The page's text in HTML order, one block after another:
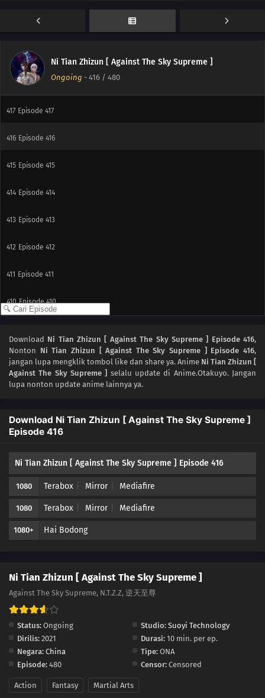
Ni Tian Zhizun [ Against The Sky Supreme ]
Ongoing - 416 / 480
419 Episode 419
418 Episode 418
417 Episode 417
416 Episode 416
415 Episode 415
414 Episode 414
413 Episode 413
412 Episode 412
411 Episode 411
410 Episode 410
408 Episode 408
407 Episode 407
405 Episode 405
404 Episode 404
402 Episode 402
400 Episode 400
398 Episode 398
397 Episode 397
396 Episode 396
Download Ni Tian Zhizun [ Against The Sky Supreme ] Episode 416,
Nonton Ni Tian Zhizun [ Against The Sky Supreme ] Episode 416,
jangan lupa mengklik tombol like dan share ya. Anime Ni Tian Zhizun [
Against The Sky Supreme ] selalu update di Anime.Otakuyo. Jangan
lupa nonton update anime lainnya ya.
Download Ni Tian Zhizun [ Against The Sky Supreme ]
Episode 416
Ni Tian Zhizun [ Against The Sky Supreme ] Episode 416
1080 Terabox Mirror Mediafire
1080 Terabox Mirror Mediafire
1080+ Hai Bodong
Ni Tian Zhizun [ Against The Sky Supreme ]
Against The Sky Supreme, N.T.Z.Z, 逆天至尊
Status: Ongoing Studio: Suoyi Technology
Dirilis: 2021 Durasi: 10 min. per ep.
Negara: China Tipe: ONA
Episode: 480 Censor: Censored
Action Fantasy Martial Arts